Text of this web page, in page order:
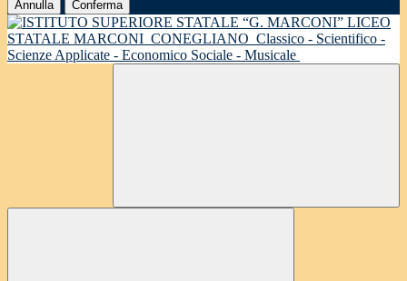
Annulla Conferma
LICEO
STATALE MARCONI CONEGLIANO Classico - Scientifico -
Scienze Applicate - Economico Sociale - Musicale